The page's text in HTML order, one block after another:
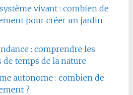
vivant : combien de
pour créer un jardin
: comprendre les
temps de la nature
autonome : combien de
?